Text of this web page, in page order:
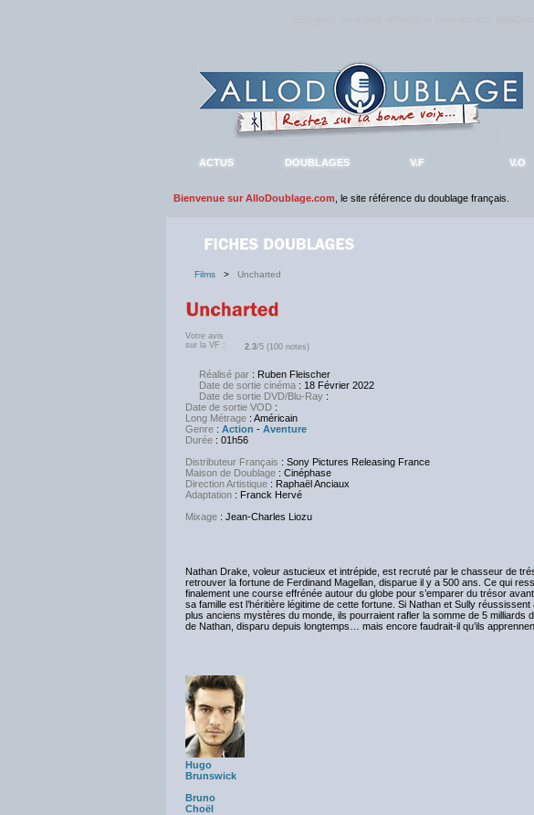
ACTUS DOUBLAGES V.F V.O
Bienvenue sur AlloDoublage.com , le site référence du doublage français.
Films > Uncharted
Votre avis
sur la VF :
2.3/5 (100 notes)
Réalisé par : Ruben Fleischer
Date de sortie cinéma : 18 Février 2022
Date de sortie DVD/Blu-Ray :
Date de sortie VOD :
Long Métrage : Américain
Genre : Action - Aventure
Durée : 01h56
Distributeur Français : Sony Pictures Releasing France
Maison de Doublage : Cinéphase
Direction Artistique : Raphaël Anciaux
Adaptation : Franck Hervé
Mixage : Jean-Charles Liozu
Nathan Drake, voleur astucieux et intrépide, est recruté par le chasseur de
retrouver la fortune de Ferdinand Magellan, disparue il y a 500 ans. Ce qui
finalement une course effrénée autour du globe pour s’emparer du trésor
sa famille est l’héritière légitime de cette fortune. Si Nathan et Sully
plus anciens mystères du monde, ils pourraient rafler la somme de 5 milliards
de Nathan, disparu depuis longtemps… mais encore faudrait-il qu’ils
Hugo
Brunswick
Bruno
Choël